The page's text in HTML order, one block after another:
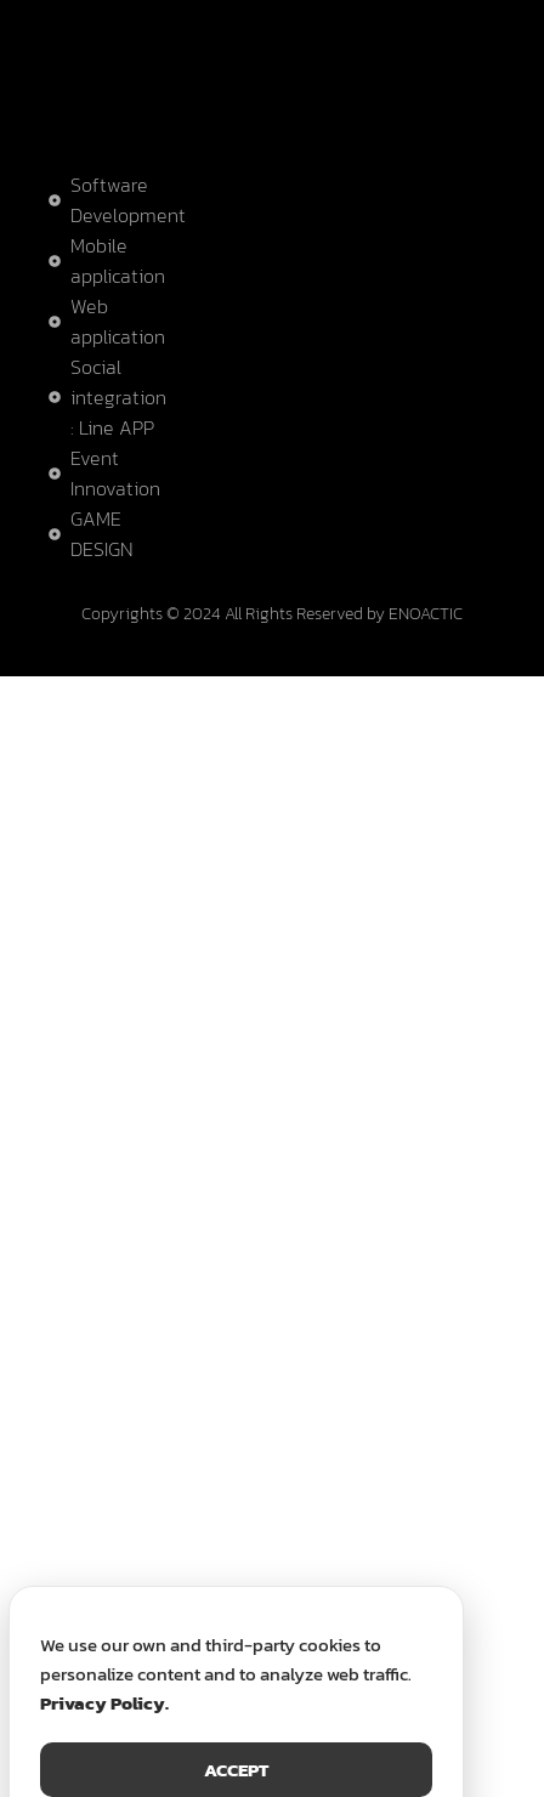
Software
Development
Mobile
application
Web
application
Social
integration
: Line APP
Event
Innovation
GAME
DESIGN
Copyrights © 2024 All Rights Reserved by ENOACTIC
We use our own and third-party cookies to
personalize content and to analyze web traffic.
Privacy Policy.
ACCEPT